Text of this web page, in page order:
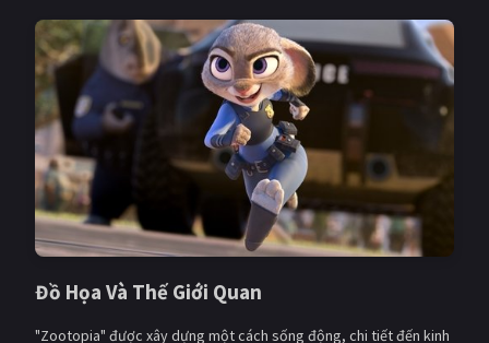
Đồ Họa Và Thế Giới Quan
"Zootopia" được xây dựng một cách sống động, chi tiết đến kinh